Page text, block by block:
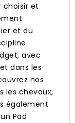
et
et du
avec
dans les
nos
les chevaux,
également
Pad